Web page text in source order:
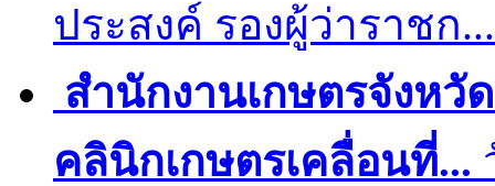
ประสงค์ รองผู้ว่าราชก...
สำนักงานเกษตรจังหวั
คลินิกเกษตรเคลื่อนที่...